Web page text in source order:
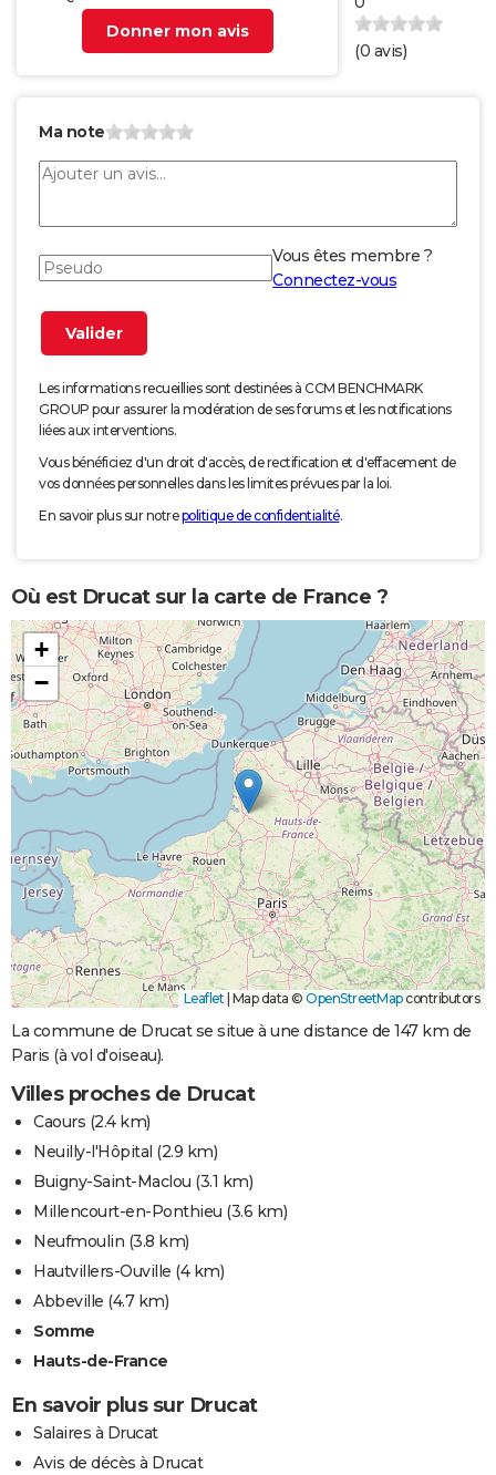
Donner mon avis
(0 avis)
Ma note
Vous êtes membre ?
Connectez-vous
Les informations recueillies sont destinées à CCM BENCHMARK
GROUP pour assurer la modération de ses forums et les notifications
liées aux interventions.
Vous bénéficiez d'un droit d'accès, de rectification et d'effacement de
vos données personnelles dans les limites prévues par la loi.
En savoir plus sur notrepolitique de confidentialité.
Où est Drucat sur la carte de France ?
+
−
Leaflet |Map data © OpenStreetMapcontributors
La commune de Drucat se situe à une distance de 147 km de
Paris (à vol d'oiseau).
Villes proches de Drucat
Caours (2.4 km)
Neuilly-l'Hôpital (2.9 km)
Buigny-Saint-Maclou (3.1 km)
Millencourt-en-Ponthieu (3.6 km)
Neufmoulin (3.8 km)
Hautvillers-Ouville (4 km)
Abbeville (4.7 km)
Somme
Hauts-de-France
En savoir plus sur Drucat
Salaires à Drucat
Avis de décès à Drucat